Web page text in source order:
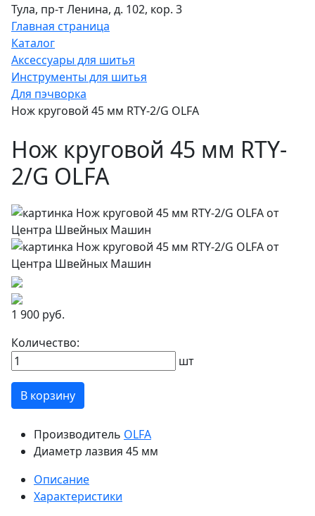
Тула, пр-т Ленина, д. 102, кор. 3
Главная страница
Каталог
Аксессуары для шитья
Инструменты для шитья
Для пэчворка
Нож круговой 45 мм RTY-2/G OLFA
Нож круговой 45 мм RTY-
2/G OLFA
1 900 руб.
Количество:
шт
В корзину
Производитель OLFA
Диаметр лазвия 45 мм
Описание
Характеристики